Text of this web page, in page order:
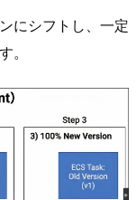
にシフトし、一定
。